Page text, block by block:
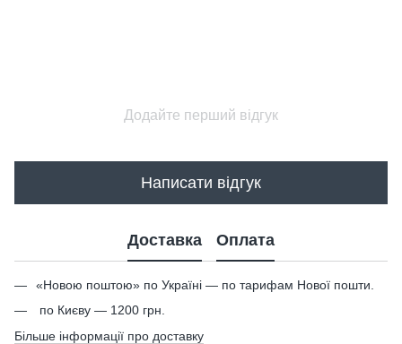
Додайте перший відгук
Написати відгук
Доставка Оплата
«Новою поштою» по Україні — по тарифам Нової пошти.
по Києву — 1200 грн.
Більше інформації про доставку